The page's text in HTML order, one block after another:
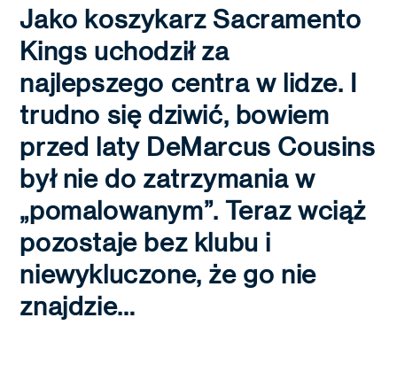
Jako koszykarz Sacramento
Kings uchodził za
najlepszego centra w lidze. I
trudno się dziwić, bowiem
przed laty DeMarcus Cousins
był nie do zatrzymania w
„pomalowanym”. Teraz wciąż
pozostaje bez klubu i
niewykluczone, że go nie
znajdzie…